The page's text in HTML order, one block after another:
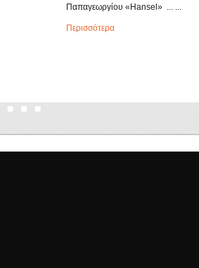
Παπαγεωργίου «Hansel» ... ...
Περισσότερα